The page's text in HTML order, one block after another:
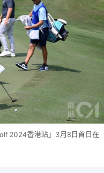
2024香港站」3月8日首日在